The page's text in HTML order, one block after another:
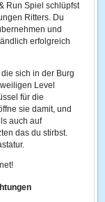
Run Spiel schlüpfst
Ritters. Du
und
erfolgreich
sich in der Burg
Level
für die
sie damit, und
auch auf
das du stirbst.